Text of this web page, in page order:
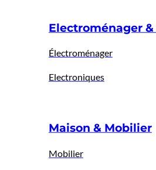
Electroménager
Électroménager
Electroniques
Maison & Mobilier
Mobilier